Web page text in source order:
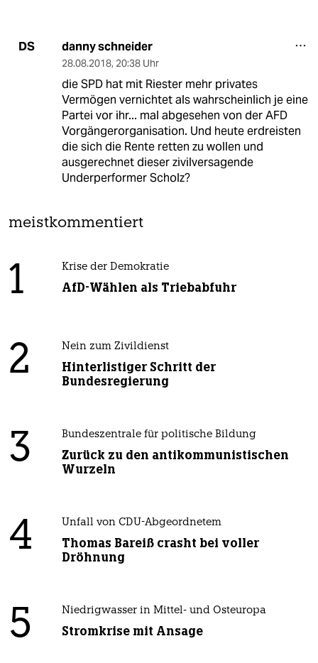
DS danny schneider
28.08.2018, 20:38 Uhr
die SPD hat mit Riester mehr privates
Vermögen vernichtet als wahrscheinlich je eine
Partei vor ihr... mal abgesehen von der AFD
Vorgängerorganisation. Und heute erdreisten
die sich die Rente retten zu wollen und
ausgerechnet dieser zivilversagende
Underperformer Scholz?
meistkommentiert
1 Krise der Demokratie
AfD-Wählen als Triebabfuhr
2 Nein zum Zivildienst
Hinterlistiger Schritt der
Bundesregierung
3 Bundeszentrale für politische Bildung
Zurück zu den antikommunistischen
Wurzeln
4 Unfall von CDU-Abgeordnetem
Thomas Bareiß crasht bei voller
Dröhnung
5 Niedrigwasser in Mittel- und Osteuropa
Stromkrise mit Ansage